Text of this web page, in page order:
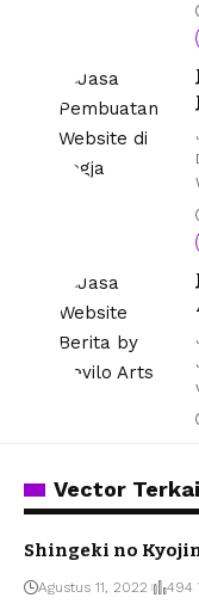
Vector
Shingeki no
Agustus 11, 2022 494